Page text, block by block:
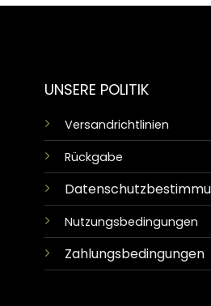
UNSERE POLITIK
Versandrichtlinien
Rückgabe
Nutzungsbedingungen
Zahlungsbedingungen